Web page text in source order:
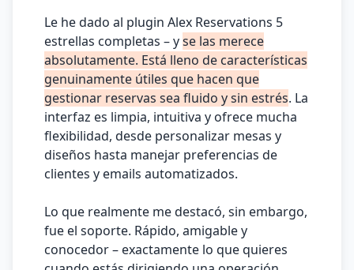
Le he dado al plugin Alex Reservations 5
estrellas completas – yse las merece
absolutamente. Está lleno de características
genuinamente útiles que hacen que
gestionar reservas sea fluido y sin estrés. La
interfaz es limpia, intuitiva y ofrece mucha
flexibilidad, desde personalizar mesas y
diseños hasta manejar preferencias de
clientes y emails automatizados.
Lo que realmente me destacó, sin embargo,
fue el soporte. Rápido, amigable y
conocedor – exactamente lo que quieres